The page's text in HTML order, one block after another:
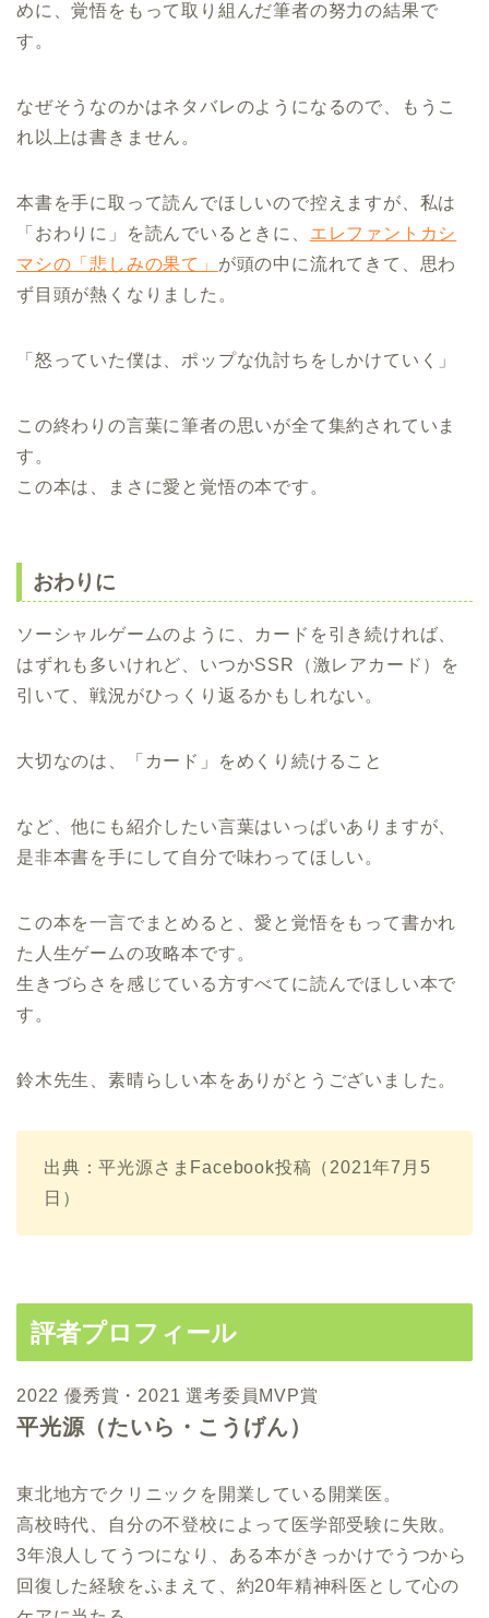
めに、覚悟をもって取り組んだ筆者の努力の結果で
す。
なぜそうなのかはネタバレのようになるので、もうこ
れ以上は書きません。
本書を手に取って読んでほしいので控えますが、私は
「おわりに」を読んでいるときに、 エレファントカシ
マシの「悲しみの果て」 が頭の中に流れてきて、思わ
ず目頭が熱くなりました。
「怒っていた僕は、ポップな仇討ちをしかけていく」
この終わりの言葉に筆者の思いが全て集約されていま
す。
この本は、まさに愛と覚悟の本です。
おわりに
ソーシャルゲームのように、カードを引き続ければ、
はずれも多いけれど、いつかSSR（激レアカード）を
引いて、戦況がひっくり返るかもしれない。
大切なのは、「カード」をめくり続けること
など、他にも紹介したい言葉はいっぱいありますが、
是非本書を手にして自分で味わってほしい。
この本を一言でまとめると、愛と覚悟をもって書かれ
た人生ゲームの攻略本です。
生きづらさを感じている方すべてに読んでほしい本で
す。
鈴木先生、素晴らしい本をありがとうございました。
出典：平光源さまFacebook投稿（2021年7月5
日）
評者プロフィール
2022 優秀賞・2021 選考委員MVP賞
平光源（たいら・こうげん）
東北地方でクリニックを開業している開業医。
高校時代、自分の不登校によって医学部受験に失敗。
3年浪人してうつになり、ある本がきっかけでうつから
回復した経験をふまえて、約20年精神科医として心の